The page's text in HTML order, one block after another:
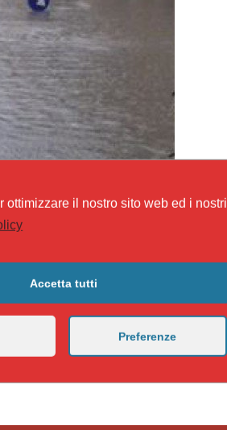
e maltempo. Eh sì, sono loro la
crolla un ponte per la pioggia…
O meglio: cosa non è successo?
ottimizzare il nostro sito web ed i nostri
Accetta tutti
Preferenze